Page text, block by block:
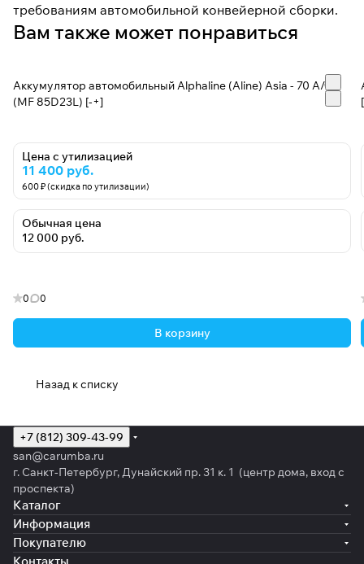
требованиям автомобильной конвейерной сборки.
Вам также может понравиться
Аккумулятор автомобильный Alphaline (Aline) Asia - 70 А/ч
(MF 85D23L) [-+]
Цена с утилизацией
11 400 руб.
600 ₽ (скидка по утилизации)
Обычная цена
12 000 руб.
0 0
В корзину
Назад к списку
+7 (812) 309-43-99
san@carumba.ru
г. Санкт-Петербург, Дунайский пр. 31 к. 1 (центр дома, вход с
проспекта)
Каталог
Информация
Покупателю